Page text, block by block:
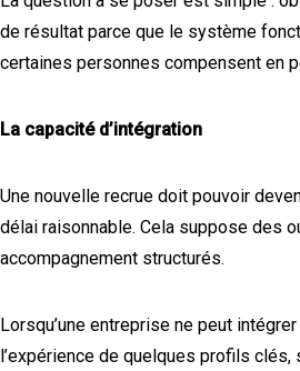
de résultat parce que le système
certaines personnes compensent en
La capacité d’intégration
Une nouvelle recrue doit pouvoir
délai raisonnable. Cela suppose des
accompagnement structurés.
Lorsqu’une entreprise ne peut intégrer
l’expérience de quelques profils